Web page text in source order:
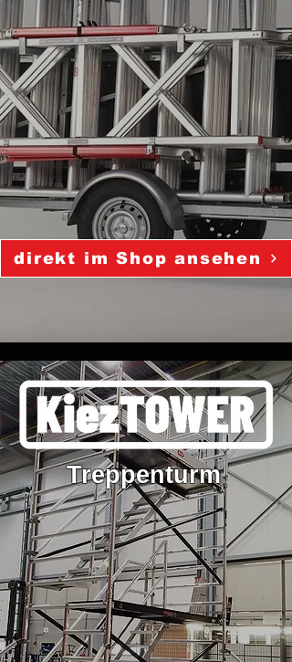
direkt im Shop ansehen
Treppenturm